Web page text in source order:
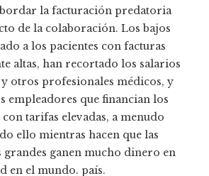
la facturación predatoria
de la colaboración. Los bajos
a los pacientes con facturas
altas, han recortado los salarios
otros profesionales médicos, y
empleadores que financian los
tarifas elevadas, a menudo
ello mientras hacen que las
grandes ganen mucho dinero en
en el mundo. país.